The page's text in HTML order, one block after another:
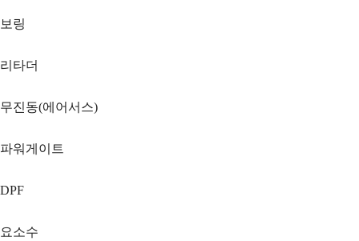
보링
리타더
무진동(에어서스)
파워게이트
DPF
요소수